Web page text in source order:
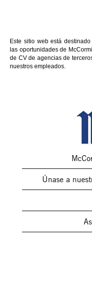
Este sitio web está
las oportunidades de
de CV de agencias de
nuestros empleados.
Únase a